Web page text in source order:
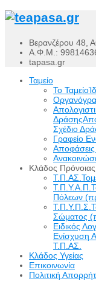
Βερανζέρου 48,
Α.Φ.Μ.:
tapasa.gr
Ταμείο
Το Ταμείο
Δράσης
Σχέδιο
Γραφείο
Κλάδος Πρόνοιας
Τ.Π.ΑΣ.
Τ.Π.Υ.Α.Π.
Πόλεων
Τ.Π.Υ.Π.Σ.
Σώματος
Ειδικός
Ενίσχυση
Τ.Π.ΑΣ.
Κλάδος Υγείας
Επικοινωνία
Πολιτική